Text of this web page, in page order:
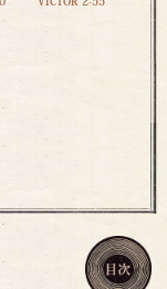
VICTOR 2-55